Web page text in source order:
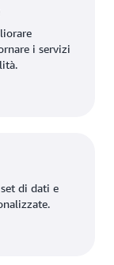
i servizi
di dati e